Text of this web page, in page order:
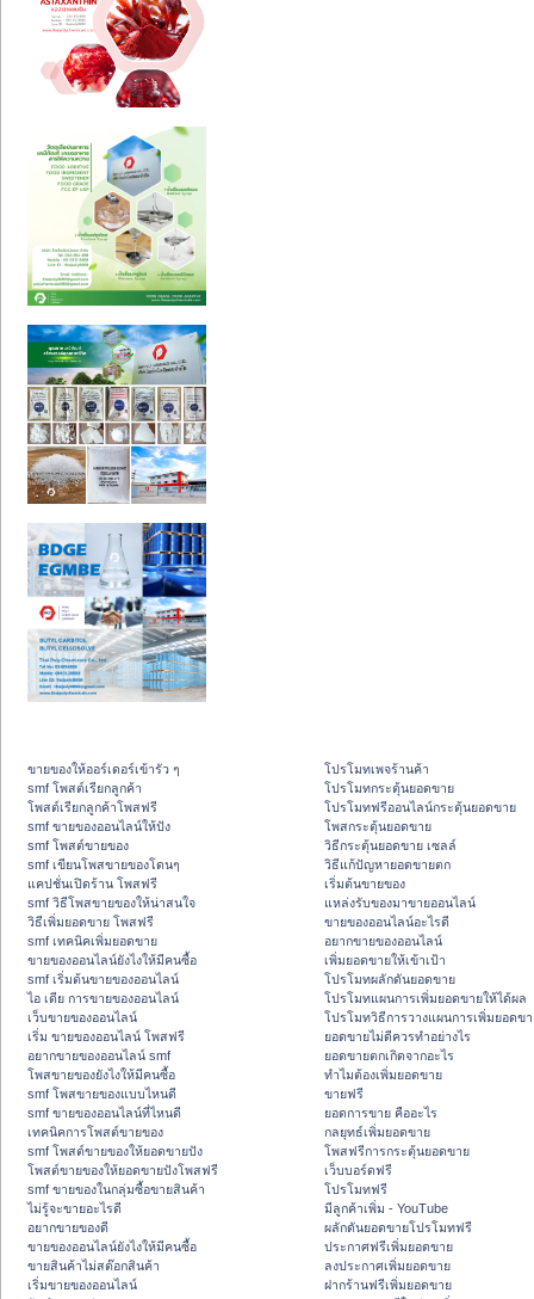
ขายของให้ออร์เดอร์เข้ารัว ๆ
smf โพสต์เรียกลูกค้า
โพสต์เรียกลูกค้าโพสฟรี
smf ขายของออนไลน์ให้ปัง
smf โพสต์ขายของ
smf เขียนโพสขายของโดนๆ
แคปชั่นเปิดร้าน โพสฟรี
smf วิธีโพสขายของให้น่าสนใจ
วิธีเพิ่มยอดขาย โพสฟรี
smf เทคนิคเพิ่มยอดขาย
ขายของออนไลน์ยังไงให้มีคนซื้อ
smf เริ่มต้นขายของออนไลน์
ไอ เดีย การขายของออนไลน์
เว็บขายของออนไลน์
เริ่ม ขายของออนไลน์ โพสฟรี
อยากขายของออนไลน์ smf
โพสขายของยังไงให้มีคนซื้อ
smf โพสขายของแบบไหนดี
smf ขายของออนไลน์ที่ไหนดี
เทคนิคการโพสต์ขายของ
smf โพสต์ขายของให้ยอดขายปัง
โพสต์ขายของให้ยอดขายปังโพสฟรี
smf ขายของในกลุ่มซื้อขายสินค้า
ไม่รู้จะขายอะไรดี
อยากขายของดี
ขายของออนไลน์ยังไงให้มีคนซื้อ
ขายสินค้าไม่สต๊อกสินค้า
เริ่มขายของออนไลน์
โปรโมทเพจร้านค้า
โปรโมทกระตุ้นยอดขาย
โปรโมทฟรีออนไลน์กระตุ้นยอดขาย
โพสกระตุ้นยอดขาย
วิธีกระตุ้นยอดขาย เซลล์
วิธีแก้ปัญหายอดขายตก
เริ่มต้นขายของ
แหล่งรับของมาขายออนไลน์
ขายของออนไลน์อะไรดี
อยากขายของออนไลน์
เพิ่มยอดขายให้เข้าเป้า
โปรโมทผลักดันยอดขาย
โปรโมทแผนการเพิ่มยอดขายให้ได้ผล
โปรโมทวิธีการวางแผนการเพิ่มยอดข
ยอดขายไม่ดีควรทำอย่างไร
ยอดขายตกเกิดจากอะไร
ทำไมต้องเพิ่มยอดขาย
ขายฟรี
ยอดการขาย คืออะไร
กลยุทธ์เพิ่มยอดขาย
โพสฟรีการกระตุ้นยอดขาย
เว็บบอร์ดฟรี
โปรโมทฟรี
มีลูกค้าเพิ่ม - YouTube
ผลักดันยอดขายโปรโมทฟรี
ประกาศฟรีเพิ่มยอดขาย
ลงประกาศเพิ่มยอดขาย
ฝากร้านฟรีเพิ่มยอดขาย